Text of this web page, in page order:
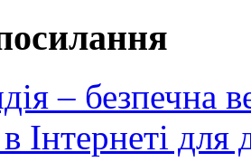
– безпечна
Інтернеті для